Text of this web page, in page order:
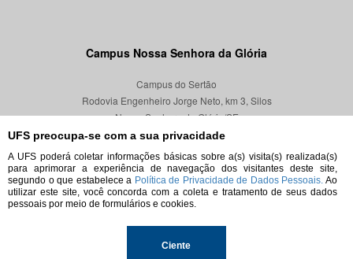
UFS preocupa-se com a sua privacidade
A UFS poderá coletar informações básicas sobre a(s) visita(s) realizada(s)
para aprimorar a experiência de navegação dos visitantes deste site,
segundo o que estabelece a Política de Privacidade de Dados Pessoais. Ao
utilizar este site, você concorda com a coleta e tratamento de seus dados
pessoais por meio de formulários e cookies.
Ciente
Campus Nossa Senhora da Glória
Campus do Sertão
Rodovia Engenheiro Jorge Neto, km 3, Silos
Nossa Senhora da Glória/SE
CEP 49680-000
Localização
© 2026. Todos os direitos reservados.